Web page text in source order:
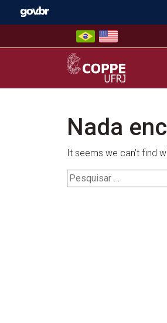
COPPE – UFRJ
Nada
It seems we can’t find
Pesquisar
por: